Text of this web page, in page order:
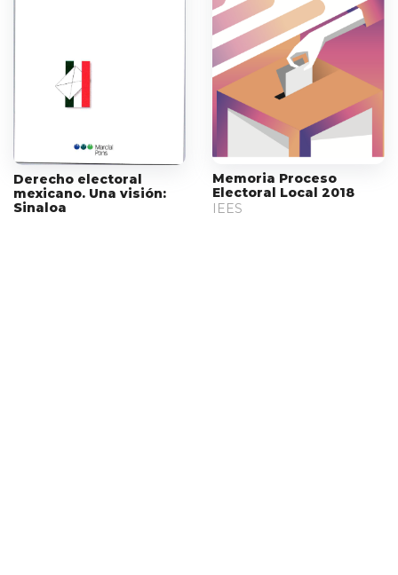
Derecho electoral
mexicano. Una visión:
Sinaloa
Memoria Proceso
Electoral Local 2018
IEES